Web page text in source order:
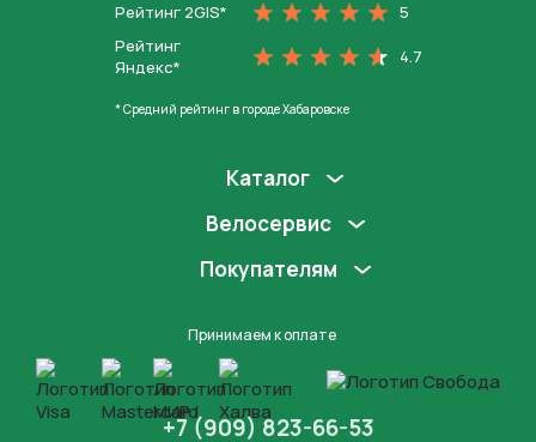
Рейтинг 2GIS*
5
Рейтинг
Яндекс*
4.7
* Средний рейтинг в городе Хабаровске
Каталог
Велосервис
Покупателям
Принимаем к оплате
+7 (909) 823-66-53